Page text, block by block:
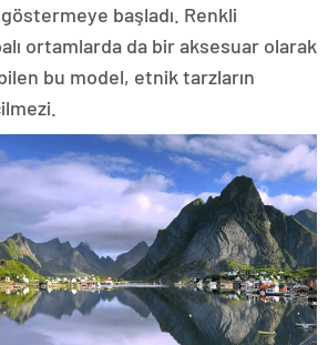
başladı. Renkli
ortamlarda da bir aksesuar olarak
bu model, etnik tarzların